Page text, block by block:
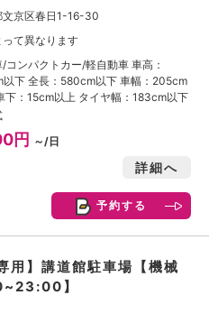
文京区春日1-16-30
って異なります
コンパクトカー/軽自動車 車高：
以下 全長：580cm以下 車幅：205cm
下：15cm以上 タイヤ幅：183cm以下
円 ～/日
詳細へ
予約する
】講道館駐車場【機械
】